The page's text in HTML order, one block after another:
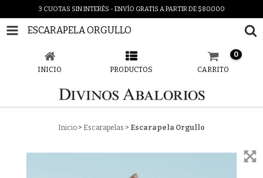
3 CUOTAS SIN INTERÉS - ENVÍO GRATIS A PARTIR DE $80.000
ESCARAPELA ORGULLO
INICIO PRODUCTOS CARRITO
0
Inicio > Escarapelas > Escarapela Orgullo